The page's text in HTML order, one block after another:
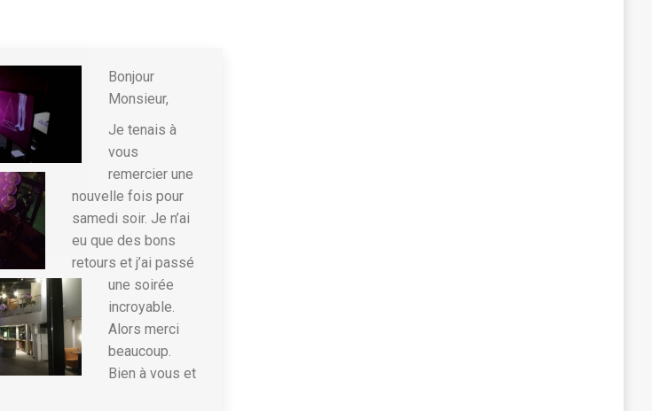
Bonjour
Monsieur,
Je tenais à
vous
remercier une
nouvelle fois pour
samedi soir. Je n’ai
eu que des bons
retours et j’ai passé
une soirée
incroyable.
Alors merci
beaucoup.
Bien à vous et